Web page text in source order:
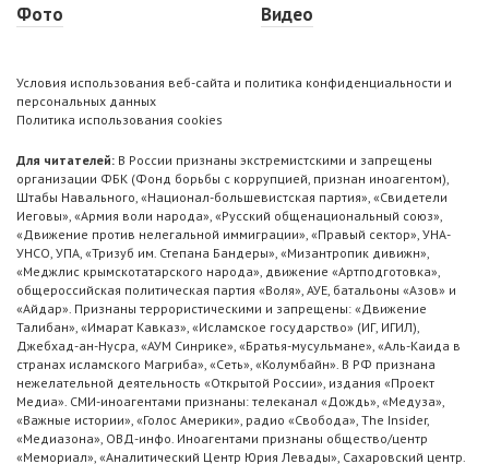
Фото
Видео
Условия использования веб-сайта и политика конфиденциальности и
персональных данных
Политика использования cookies
Для читателей: В России признаны экстремистскими и запрещены
организации ФБК (Фонд борьбы с коррупцией, признан иноагентом),
Штабы Навального, «Национал-большевистская партия», «Свидетели
Иеговы», «Армия воли народа», «Русский общенациональный союз»,
«Движение против нелегальной иммиграции», «Правый сектор», УНА-
УНСО, УПА, «Тризуб им. Степана Бандеры», «Мизантропик дивижн»,
«Меджлис крымскотатарского народа», движение «Артподготовка»,
общероссийская политическая партия «Воля», АУЕ, батальоны «Азов» и
«Айдар». Признаны террористическими и запрещены: «Движение
Талибан», «Имарат Кавказ», «Исламское государство» (ИГ, ИГИЛ),
Джебхад-ан-Нусра, «АУМ Синрике», «Братья-мусульмане», «Аль-Каида в
странах исламского Магриба», «Сеть», «Колумбайн». В РФ признана
нежелательной деятельность «Открытой России», издания «Проект
Медиа». СМИ-иноагентами признаны: телеканал «Дождь», «Медуза»,
«Важные истории», «Голос Америки», радио «Свобода», The Insider,
«Медиазона», ОВД-инфо. Иноагентами признаны общество/центр
«Мемориал», «Аналитический Центр Юрия Левады», Сахаровский центр.